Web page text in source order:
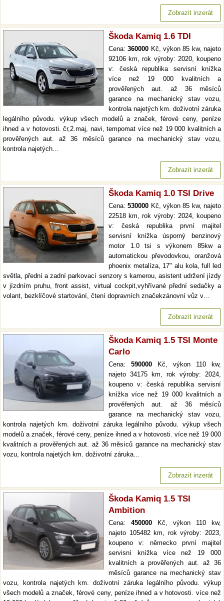
Zobrazit inzerát
Škoda Kamiq 1.6 TDI
Cena:360000 Kč, výkon 85 kw, najeto
92106 km, rok výroby: 2020, koupeno
v: česká republika servisní knížka
více než 19 000 kvalitních a
prověřených aut. až 36 měsíců
garance na mechanický stav vozu,
kontrola najetých km. doživotní záruka
legálního původu. výkup všech modelů a značek, férové ceny, peníze
ihned a v hotovosti. čr,2.maj, navi, tempomat více než 19 000 kvalitních a
prověřených aut. až 36 měsíců garance na mechanický stav vozu,
kontrola najetých…
Zobrazit inzerát
Škoda Kamiq 1.0 TSI Drive
Cena:530000 Kč, výkon 85 kw, najeto
22518 km, rok výroby: 2024, koupeno
v: česká republika první majitel
servisní knížka úsporný benzinový
motor 1.0 tsi s výkonem 85kw a
automatickou převodovkou, oranžová
phoenix metalíza, 17" alu kola, full led
světla, přední a zadní parkovací senzory s kamerou, asistent udržení jízdy
v jízdním pruhu, front assist, virtual cockpit,vyhřívané přední sedačky a
volant, bezklíčové startování, čtení dopravních značekzánovní vůz v…
Zobrazit inzerát
Škoda Kamiq 1.5 TSI Monte
Carlo
Cena: 590000 Kč, výkon 110 kw,
najeto 34175 km, rok výroby: 2024,
koupeno v: česká republika servisní
knížka více než 19 000 kvalitních a
prověřených aut. až 36 měsíců
garance na mechanický stav vozu,
kontrola najetých km. doživotní záruka legálního původu. výkup všech
modelů a značek, férové ceny, peníze ihned a v hotovosti. více než 19 000
kvalitních a prověřených aut. až 36 měsíců garance na mechanický stav
vozu, kontrola najetých km. doživotní záruka…
Zobrazit inzerát
Škoda Kamiq 1.5 TSI
Ambition
Cena: 450000 Kč, výkon 110 kw,
najeto 105482 km, rok výroby: 2023,
koupeno v: německo první majitel
servisní knížka více než 19 000
kvalitních a prověřených aut. až 36
měsíců garance na mechanický stav
vozu, kontrola najetých km. doživotní záruka legálního původu. výkup
všech modelů a značek, férové ceny, peníze ihned a v hotovosti. více než